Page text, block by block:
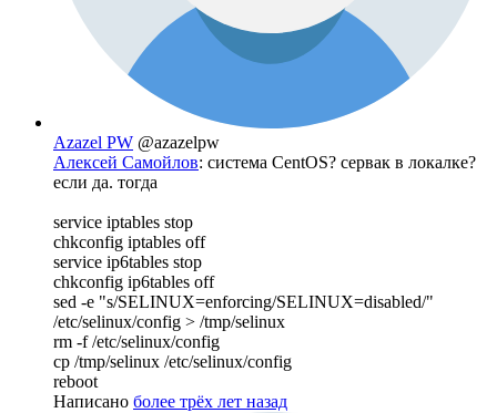
Azazel PW @azazelpw
Алексей Самойлов: система CentOS? сервак в локалке?
если да. тогда
service iptables stop
chkconfig iptables off
service ip6tables stop
chkconfig ip6tables off
sed -e "s/SELINUX=enforcing/SELINUX=disabled/"
/etc/selinux/config > /tmp/selinux
rm -f /etc/selinux/config
cp /tmp/selinux /etc/selinux/config
reboot
Написано более трёх лет назад